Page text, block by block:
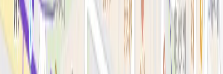
리프팅레이저